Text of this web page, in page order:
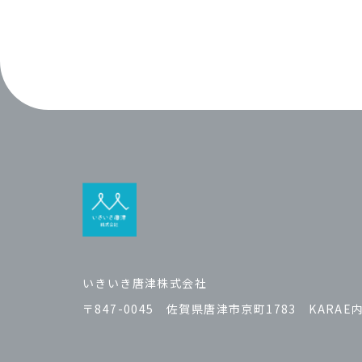
いきいき唐津株式会社
〒847-0045 佐賀県唐津市京町1783 KARAE内